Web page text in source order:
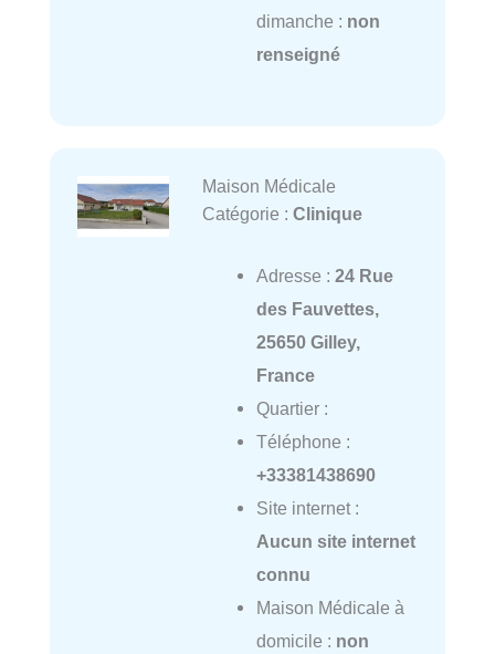
dimanche : non
renseigné
Maison Médicale
Catégorie : Clinique
Adresse : 24 Rue
des Fauvettes,
25650 Gilley,
France
Quartier :
Téléphone :
+33381438690
Site internet :
Aucun site internet
connu
Maison Médicale à
domicile : non